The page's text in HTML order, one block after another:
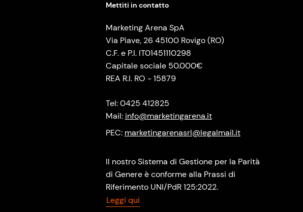
Mettiti in contatto
Marketing Arena SpA
Via Piave, 26 45100 Rovigo (RO)
C.F. e P.I. IT01451110298
Capitale sociale 50.000€
REA R.I. RO - 15879
Tel: 0425 412825
Mail: info@marketingarena.it
PEC: marketingarenasrl@legalmail.it
Il nostro Sistema di Gestione per la Parità
di Genere è conforme alla Prassi di
Riferimento UNI/PdR 125:2022.
Leggi qui